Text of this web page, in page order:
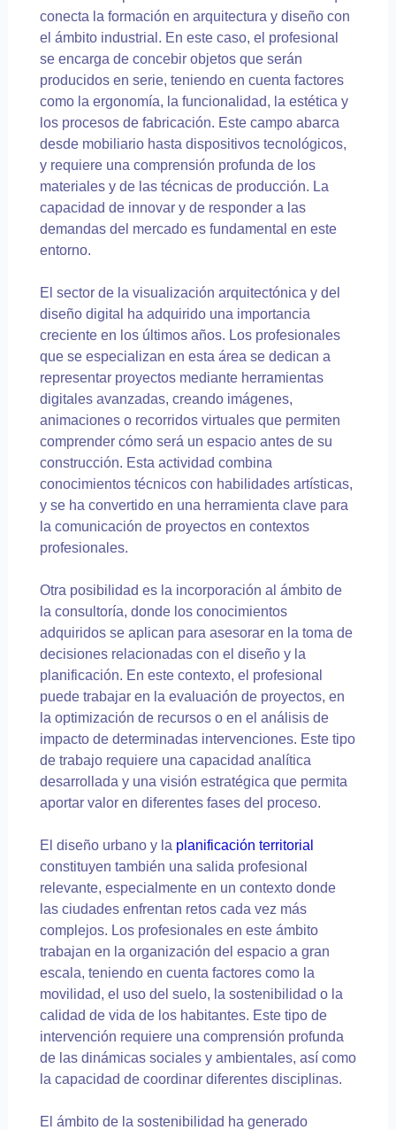
conecta la formación en arquitectura y diseño con
el ámbito industrial. En este caso, el profesional
se encarga de concebir objetos que serán
producidos en serie, teniendo en cuenta factores
como la ergonomía, la funcionalidad, la estética y
los procesos de fabricación. Este campo abarca
desde mobiliario hasta dispositivos tecnológicos,
y requiere una comprensión profunda de los
materiales y de las técnicas de producción. La
capacidad de innovar y de responder a las
demandas del mercado es fundamental en este
entorno.
El sector de la visualización arquitectónica y del
diseño digital ha adquirido una importancia
creciente en los últimos años. Los profesionales
que se especializan en esta área se dedican a
representar proyectos mediante herramientas
digitales avanzadas, creando imágenes,
animaciones o recorridos virtuales que permiten
comprender cómo será un espacio antes de su
construcción. Esta actividad combina
conocimientos técnicos con habilidades artísticas,
y se ha convertido en una herramienta clave para
la comunicación de proyectos en contextos
profesionales.
Otra posibilidad es la incorporación al ámbito de
la consultoría, donde los conocimientos
adquiridos se aplican para asesorar en la toma de
decisiones relacionadas con el diseño y la
planificación. En este contexto, el profesional
puede trabajar en la evaluación de proyectos, en
la optimización de recursos o en el análisis de
impacto de determinadas intervenciones. Este tipo
de trabajo requiere una capacidad analítica
desarrollada y una visión estratégica que permita
aportar valor en diferentes fases del proceso.
El diseño urbano y la planificación territorial
constituyen también una salida profesional
relevante, especialmente en un contexto donde
las ciudades enfrentan retos cada vez más
complejos. Los profesionales en este ámbito
trabajan en la organización del espacio a gran
escala, teniendo en cuenta factores como la
movilidad, el uso del suelo, la sostenibilidad o la
calidad de vida de los habitantes. Este tipo de
intervención requiere una comprensión profunda
de las dinámicas sociales y ambientales, así como
la capacidad de coordinar diferentes disciplinas.
El ámbito de la sostenibilidad ha generado